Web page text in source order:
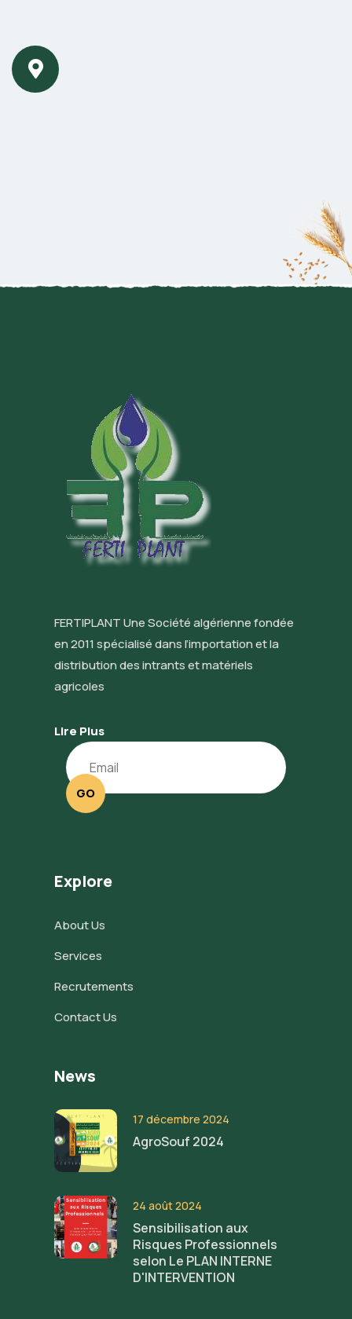
FERTIPLANT Une Société algérienne fondée
en 2011 spécialisé dans l’importation et la
distribution des intrants et matériels
agricoles
Lire Plus
GO
Explore
About Us
Services
Recrutements
Contact Us
News
17 décembre 2024
AgroSouf 2024
24 août 2024
Sensibilisation aux
Risques Professionnels
selon Le PLAN INTERNE
D'INTERVENTION